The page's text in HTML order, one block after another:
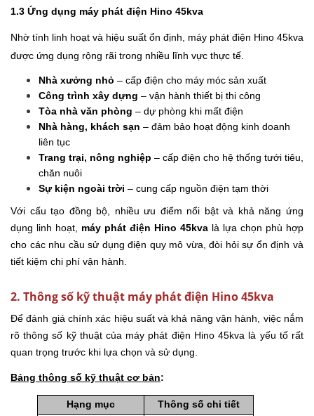
1.3 Ứng dụng máy phát điện Hino 45kva
Nhờ tính linh hoạt và hiệu suất ổn định, máy phát điện Hino 45kva
được ứng dụng rộng rãi trong nhiều lĩnh vực thực tế.
Nhà xưởng nhỏ – cấp điện cho máy móc sản xuất
Công trình xây dựng – vận hành thiết bị thi công
Tòa nhà văn phòng – dự phòng khi mất điện
Nhà hàng, khách sạn – đảm bảo hoạt động kinh doanh
liên tục
Trang trại, nông nghiệp – cấp điện cho hệ thống tưới tiêu,
chăn nuôi
Sự kiện ngoài trời – cung cấp nguồn điện tạm thời
Với cấu tạo đồng bộ, nhiều ưu điểm nổi bật và khả năng ứng
dụng linh hoạt, máy phát điện Hino 45kva là lựa chọn phù hợp
cho các nhu cầu sử dụng điện quy mô vừa, đòi hỏi sự ổn định và
tiết kiệm chi phí vận hành.
2. Thông số kỹ thuật máy phát điện Hino 45kva
Để đánh giá chính xác hiệu suất và khả năng vận hành, việc nắm
rõ thông số kỹ thuật của máy phát điện Hino 45kva là yếu tố rất
quan trọng trước khi lựa chọn và sử dụng.
Bảng thông số kỹ thuật cơ bản:
Hạng mục
Thông số chi tiết